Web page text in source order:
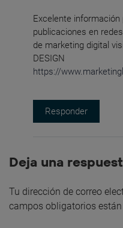
Excelente
publicaciones en
de marketing digital
DESIGN
https://
Responder
Deja una
Tu dirección de correo
campos obligatorios